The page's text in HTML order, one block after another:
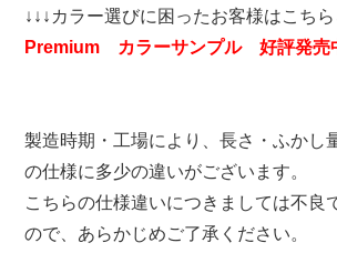
↓↓↓カラー選びに困ったお客様はこちら
Premium カラーサンプル 好評発売
製造時期・工場により、長さ・ふかし
の仕様に多少の違いがございます。
こちらの仕様違いにつきましては不良
ので、あらかじめご了承ください。